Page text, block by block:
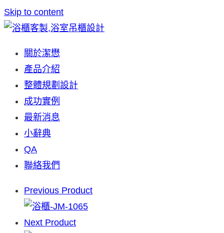
Skip to content
關於潔懋
產品介紹
整體規劃設計
成功實例
最新消息
小辭典
QA
聯絡我們
Previous Product
Next Product